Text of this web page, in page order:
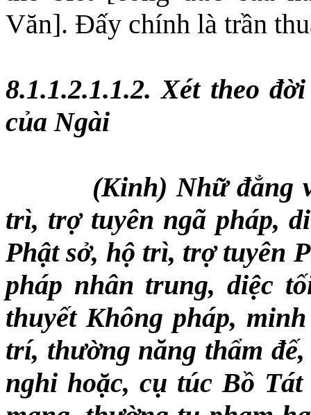
Văn]. Đấy chính là trần
8.1.1.2.1.1.2. Xét theo
của Ngài
(Kinh) Nhữ đẳng
trì, trợ tuyên ngã pháp,
Phật sở, hộ trì, trợ tuyên
pháp nhân trung, diệc
thuyết Không pháp,
trí, thường năng thẩm
nghi hoặc, cụ túc Bồ